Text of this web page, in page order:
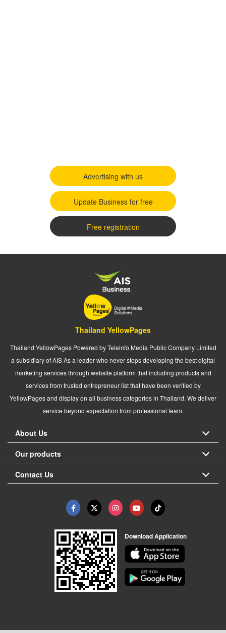
Advertising with us
Update Business for free
Free registration
Thailand YellowPages
Thailand YellowPages Powered by Teleinfo Media Public Company Limited
a subsidiary of AIS As a leader who never stops developing the best digital
marketing services through website platform that including products and
services from trusted entrepreneur list that have been verified by
YellowPages and display on all business categories in Thailand. We deliver
service beyond expectation from professional team.
About Us
Our products
Contact Us
Download Application